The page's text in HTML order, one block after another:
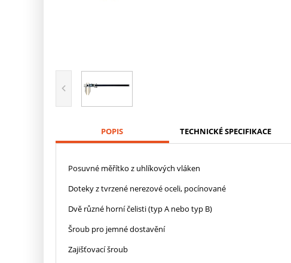
POPIS TECHNICKÉ SPECIFIKACE
Posuvné měřítko z uhlíkových vláken
Doteky z tvrzené nerezové oceli, pocínované
Dvě různé horní čelisti (typ A nebo typ B)
Šroub pro jemné dostavění
Zajišťovací šroub